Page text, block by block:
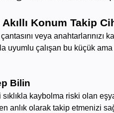
Konum Takip
veya
uyumlu çalışan bu küçük
Bilin
kaybolma riski olan
anlık olarak takip etmenizi